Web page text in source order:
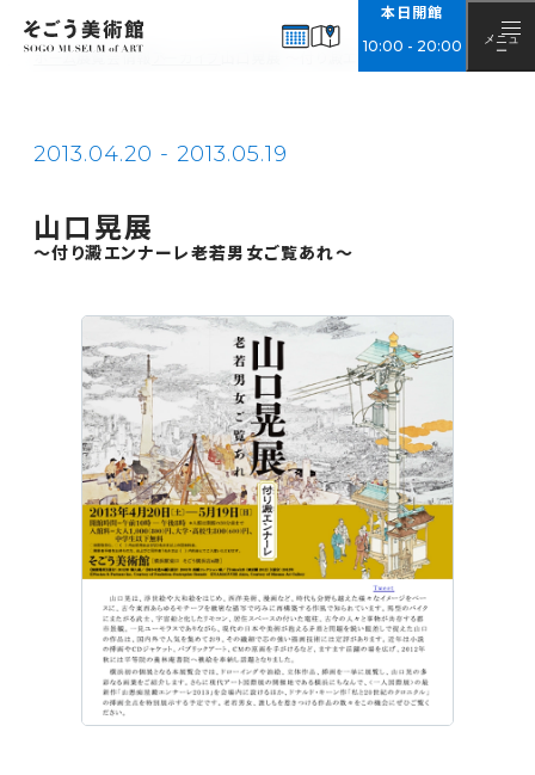
本日開館
10:00 - 20:00
メニュ
ー
EXHIBITIONS
展覧会情報
NEWS
ABOUT
そごう美術館について
チケット購入について
ご来館の際のお願い
ホーム展覧会情報 山口晃展 ～付り澱エンナーレ老若男女ご覧あ
山口晃展
～付り澱エンナーレ老若男女ご覧あれ～
2013.04.20 - 2013.05.19